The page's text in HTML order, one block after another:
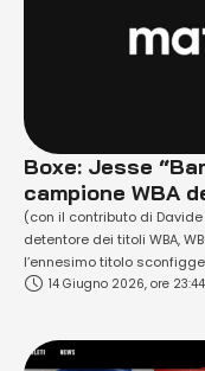
Boxe: Jesse
campione WBA
(con il contributo di
detentore dei titoli WBA,
l’ennesimo titolo
Con questo successo,
14 Giugno 2026, ore 23:44